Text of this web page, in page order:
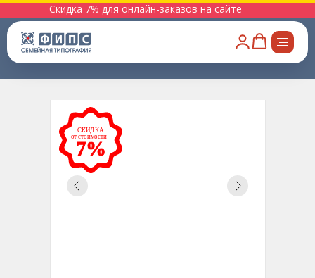
Скидка 7% для онлайн-заказов на сайте
Открытки на
мелованной бумаге
Открытки на
дизайнерской